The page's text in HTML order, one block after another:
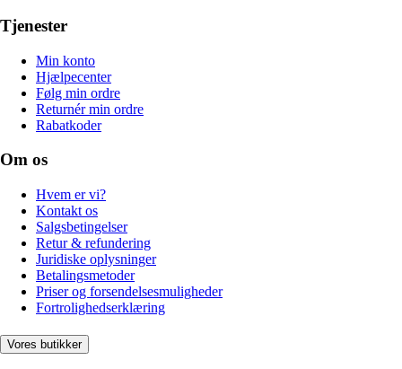
Tjenester
Min konto
Hjælpecenter
Følg min ordre
Returnér min ordre
Rabatkoder
Om os
Hvem er vi?
Kontakt os
Salgsbetingelser
Retur & refundering
Juridiske oplysninger
Betalingsmetoder
Priser og forsendelsesmuligheder
Fortrolighedserklæring
Vores butikker